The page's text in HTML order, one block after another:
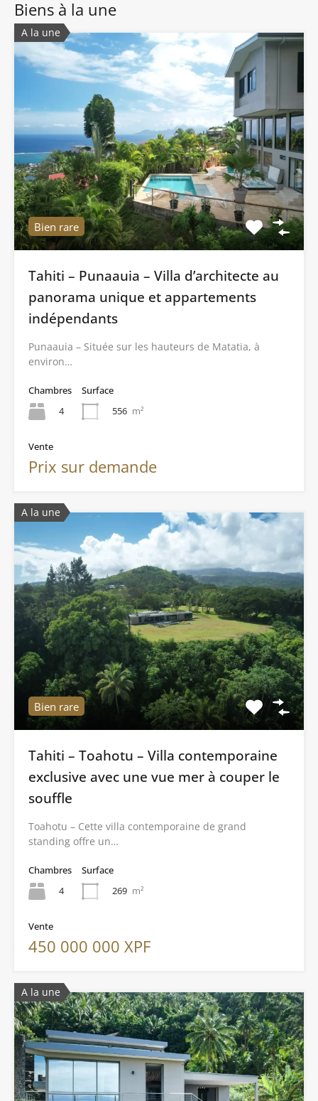
Biens à la une
A la une
Bien rare
Tahiti – Punaauia – Villa d’architecte au
panorama unique et appartements
indépendants
Punaauia – Située sur les hauteurs de Matatia, à
environ…
Chambres
4
Surface
556 m²
Vente
Prix sur demande
A la une
Bien rare
Tahiti – Toahotu – Villa contemporaine
exclusive avec une vue mer à couper le
souffle
Toahotu – Cette villa contemporaine de grand
standing offre un…
Chambres
4
Surface
269 m²
Vente
450 000 000 XPF
A la une